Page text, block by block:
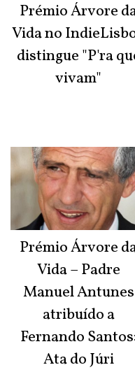
Prémio Árvore
Vida no
distingue "P'ra
vivam"
Prémio Árvore
Vida – Padre
Manuel Antunes
atribuído a
Fernando
Ata do Júri